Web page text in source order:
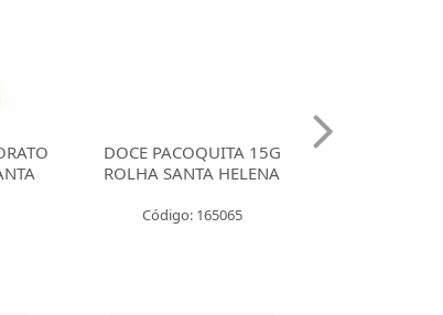
DOCE PACOQUITA 15G
ROLHA SANTA HELENA
Código: 165065